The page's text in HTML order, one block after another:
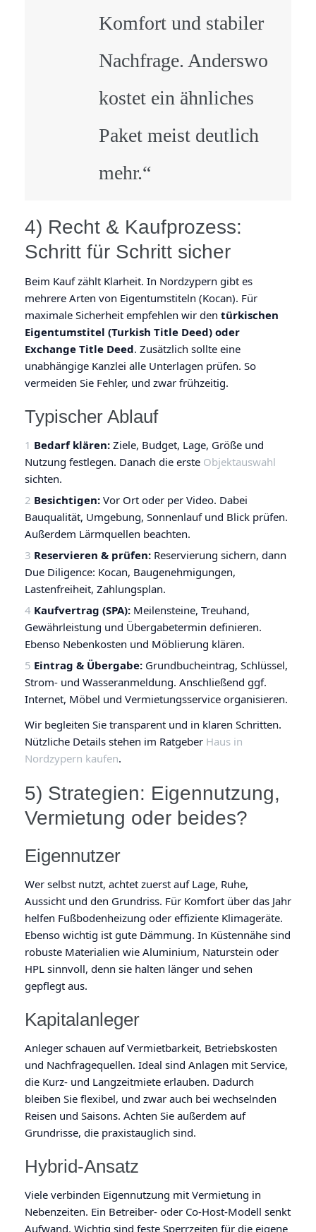
Komfort und stabiler
Nachfrage. Anderswo
kostet ein ähnliches
Paket meist deutlich
mehr.“
4) Recht & Kaufprozess:
Schritt für Schritt sicher
Beim Kauf zählt Klarheit. In Nordzypern gibt es
mehrere Arten von Eigentumstiteln (Kocan). Für
maximale Sicherheit empfehlen wir den türkischen
Eigentumstitel (Turkish Title Deed) oder
Exchange Title Deed. Zusätzlich sollte eine
unabhängige Kanzlei alle Unterlagen prüfen. So
vermeiden Sie Fehler, und zwar frühzeitig.
Typischer Ablauf
Bedarf klären: Ziele, Budget, Lage, Größe und
Nutzung festlegen. Danach die erste Objektauswahl
sichten.
Besichtigen: Vor Ort oder per Video. Dabei
Bauqualität, Umgebung, Sonnenlauf und Blick prüfen.
Außerdem Lärmquellen beachten.
Reservieren & prüfen: Reservierung sichern, dann
Due Diligence: Kocan, Baugenehmigungen,
Lastenfreiheit, Zahlungsplan.
Kaufvertrag (SPA): Meilensteine, Treuhand,
Gewährleistung und Übergabetermin definieren.
Ebenso Nebenkosten und Möblierung klären.
Eintrag & Übergabe: Grundbucheintrag, Schlüssel,
Strom- und Wasseranmeldung. Anschließend ggf.
Internet, Möbel und Vermietungsservice organisieren.
Wir begleiten Sie transparent und in klaren Schritten.
Nützliche Details stehen im Ratgeber Haus in
Nordzypern kaufen.
5) Strategien: Eigennutzung,
Vermietung oder beides?
Eigennutzer
Wer selbst nutzt, achtet zuerst auf Lage, Ruhe,
Aussicht und den Grundriss. Für Komfort über das Jahr
helfen Fußbodenheizung oder effiziente Klimageräte.
Ebenso wichtig ist gute Dämmung. In Küstennähe sind
robuste Materialien wie Aluminium, Naturstein oder
HPL sinnvoll, denn sie halten länger und sehen
gepflegt aus.
Kapitalanleger
Anleger schauen auf Vermietbarkeit, Betriebskosten
und Nachfragequellen. Ideal sind Anlagen mit Service,
die Kurz- und Langzeitmiete erlauben. Dadurch
bleiben Sie flexibel, und zwar auch bei wechselnden
Reisen und Saisons. Achten Sie außerdem auf
Grundrisse, die praxistauglich sind.
Hybrid-Ansatz
Viele verbinden Eigennutzung mit Vermietung in
Nebenzeiten. Ein Betreiber- oder Co-Host-Modell senkt
Aufwand. Wichtig sind feste Sperrzeiten für die eigene